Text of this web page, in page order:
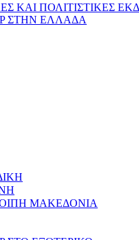
ΚΑΙ ΠΟΛΙΤΙΣΤΙΚΕΣ
ΣΤΗN ΕΛΛΑΔΑ
ΜΑΚΕΔΟΝΙΑ